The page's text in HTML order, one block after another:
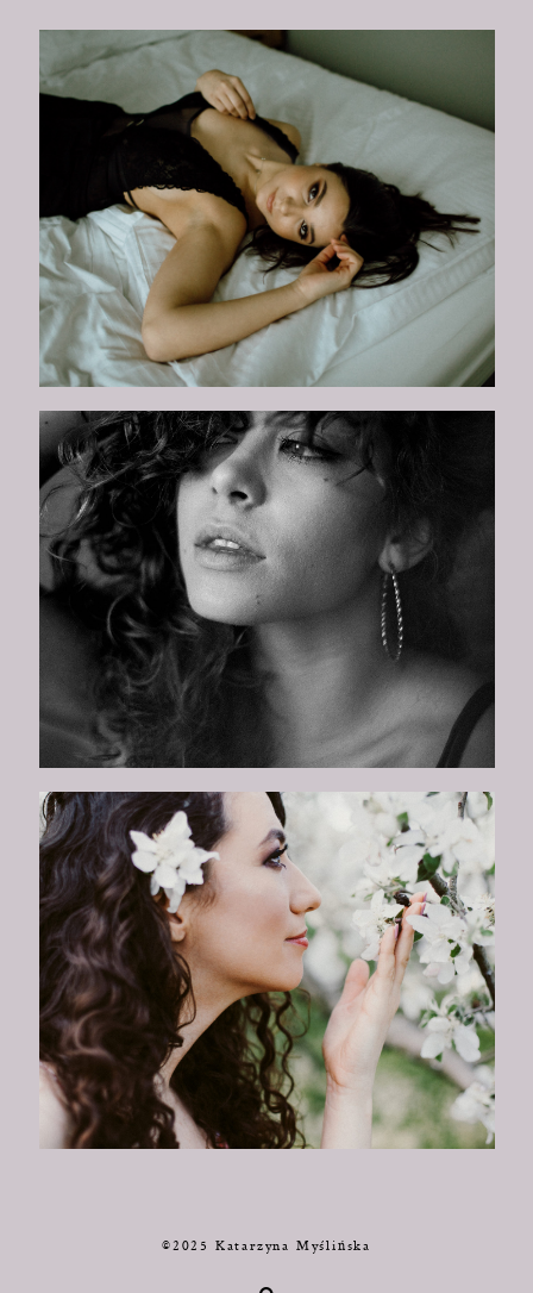
©2025 Katarzyna Myślińska